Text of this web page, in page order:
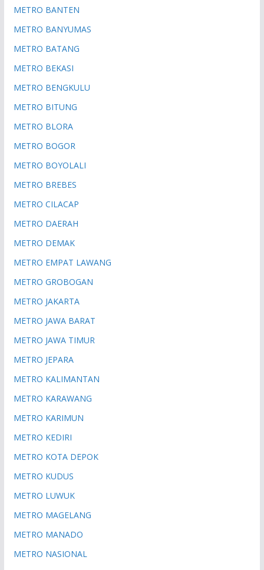
METRO BANTEN
METRO BANYUMAS
METRO BATANG
METRO BEKASI
METRO BENGKULU
METRO BITUNG
METRO BLORA
METRO BOGOR
METRO BOYOLALI
METRO BREBES
METRO CILACAP
METRO DAERAH
METRO DEMAK
METRO EMPAT LAWANG
METRO GROBOGAN
METRO JAKARTA
METRO JAWA BARAT
METRO JAWA TIMUR
METRO JEPARA
METRO KALIMANTAN
METRO KARAWANG
METRO KARIMUN
METRO KEDIRI
METRO KOTA DEPOK
METRO KUDUS
METRO LUWUK
METRO MAGELANG
METRO MANADO
METRO NASIONAL